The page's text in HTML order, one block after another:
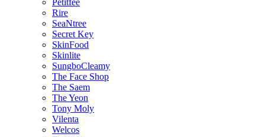
Petitfee
Rire
SeaNtree
Secret Key
SkinFood
Skinlite
SungboCleamy
The Face Shop
The Saem
The Yeon
Tony Moly
Vilenta
Welcos